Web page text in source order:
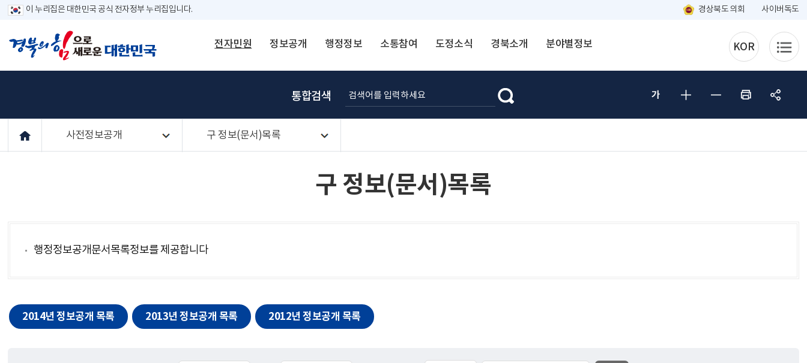
이 누리집은 대한민국 공식 전자정부 누리집입니다. 경상북도 의회 사이버독도
전자민원 정보공개 행정정보 소통참여 도정소식 경북소개 분야별정보 KOR
통합검색
사전정보공개 구 정보(문서)목록
구 정보(문서)목록
행정정보공개문서목록정보를 제공합니다
2014년 정보공개 목록 2013년 정보공개 목록 2012년 정보공개 목록